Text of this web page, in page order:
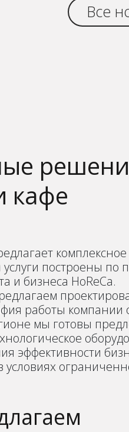
Все
кафе
построены по
и бизнеса HoReCa.
работы компании
мы готовы
эффективности
условиях